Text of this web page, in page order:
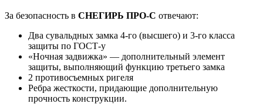
За безопасность в СНЕГИРЬ ПРО-С отвечают:
Два сувальдных замка 4-го (высшего) и 3-го класса
защиты по ГОСТ-у
«Ночная задвижка» — дополнительный элемент
защиты, выполняющий функцию третьего замка
2 противосъемных ригеля
Ребра жесткости, придающие дополнительную
прочность конструкции.